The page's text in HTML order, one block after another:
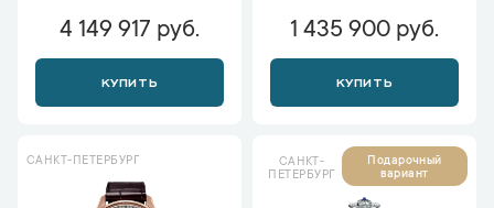
4 149 917 руб.
КУПИТЬ
1 435 900 руб.
КУПИТЬ
САНКТ-ПЕТЕРБУРГ
САНКТ-
ПЕТЕРБУРГ
Подарочный
вариант